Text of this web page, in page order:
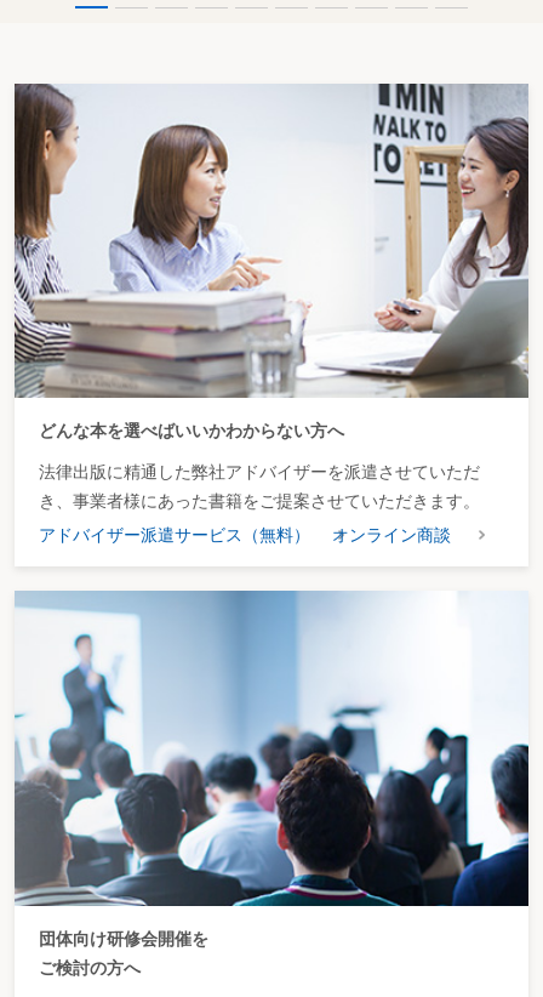
どんな本を選べばいいかわからない方へ
法律出版に精通した弊社アドバイザーを派遣させていただ
き、事業者様にあった書籍をご提案させていただきます。
アドバイザー派遣サービス（無料）
オンライン商談
団体向け研修会開催を
ご検討の方へ